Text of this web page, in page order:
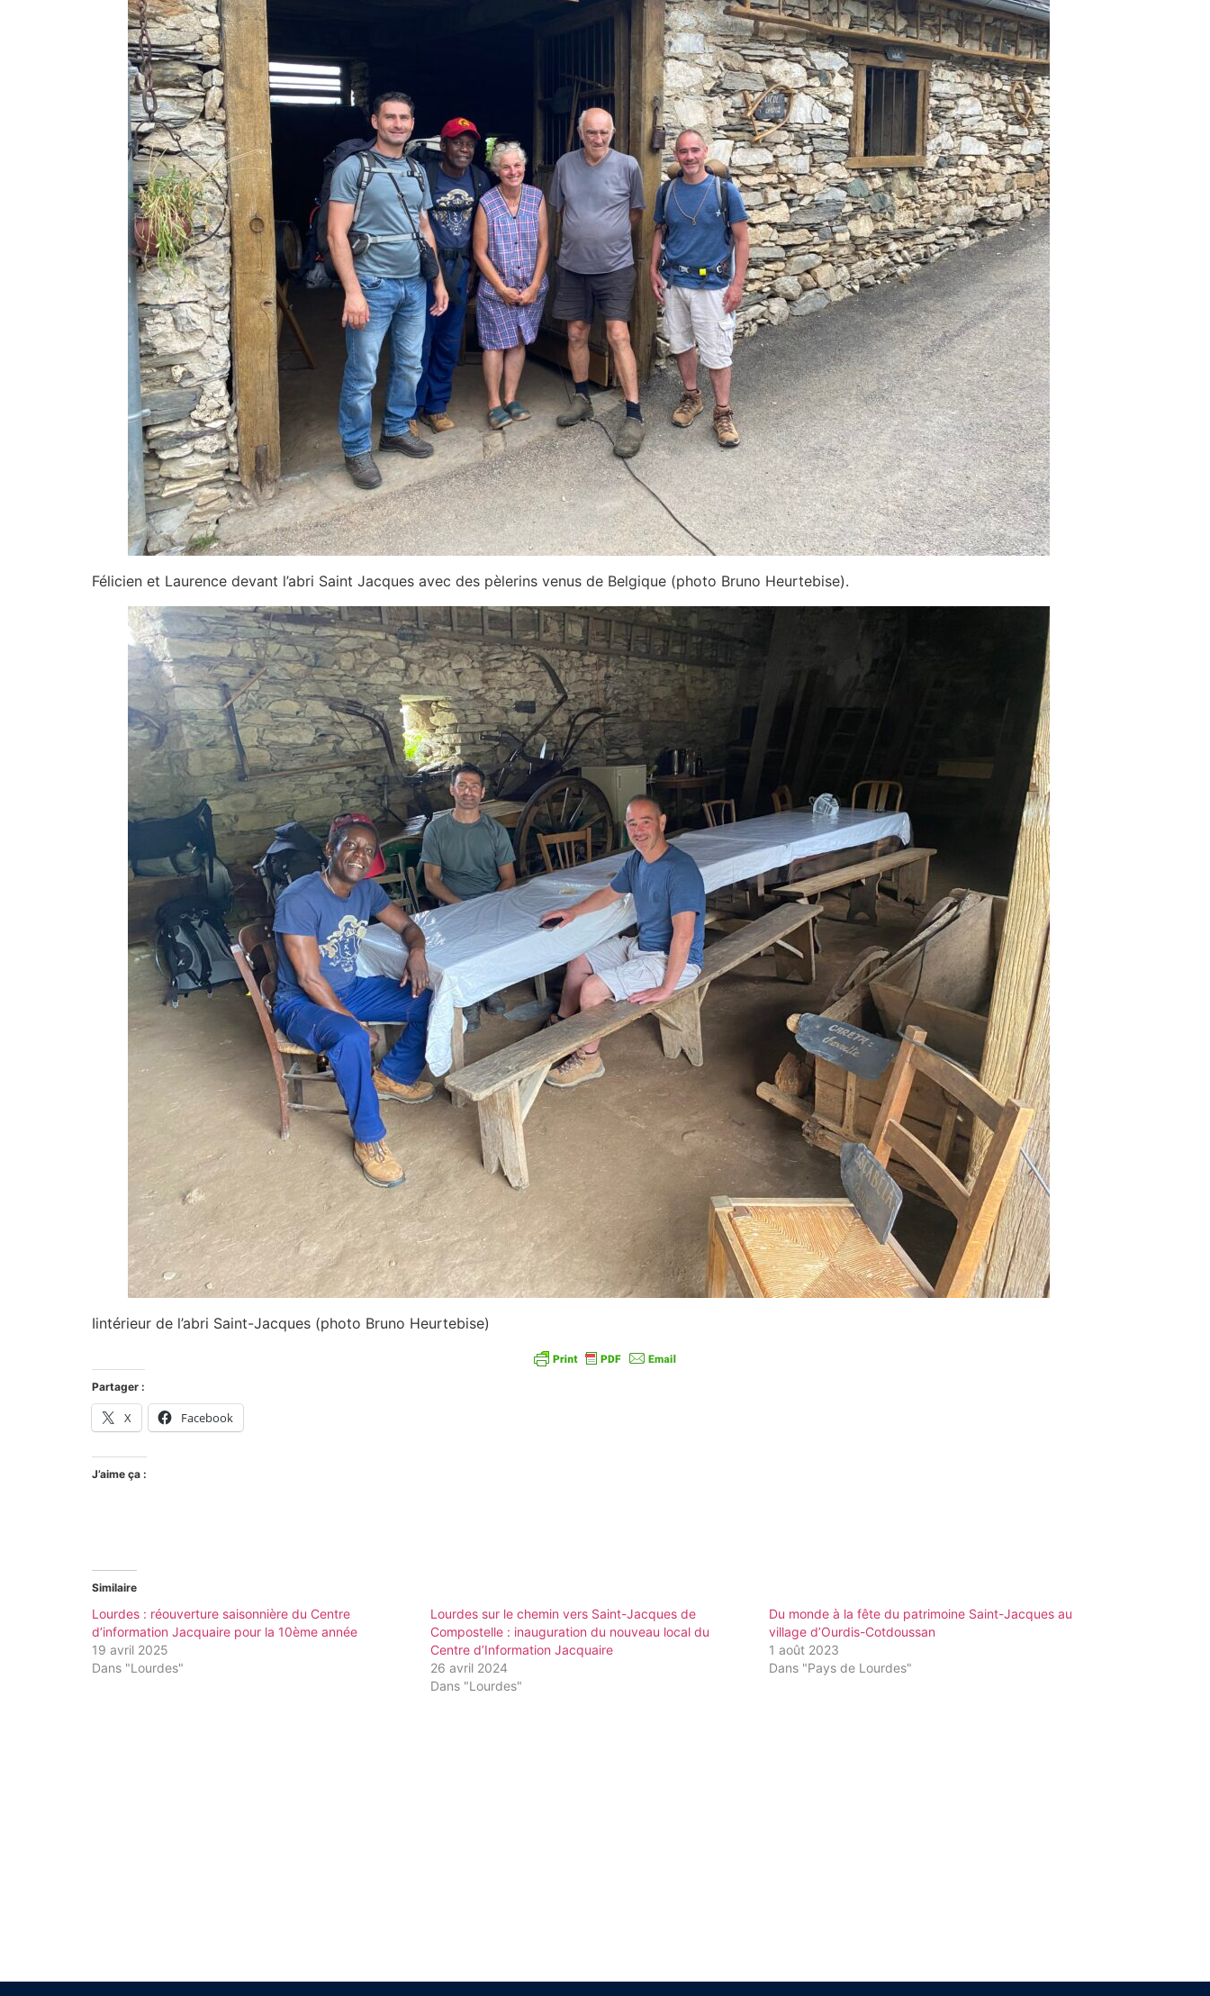
Félicien et Laurence devant l’abri Saint Jacques avec des pèlerins venus de Belgique (photo Bruno Heurtebise).
Iintérieur de l’abri Saint-Jacques (photo Bruno Heurtebise)
Partager :
X Facebook
J’aime ça :
Similaire
Lourdes : réouverture saisonnière du Centre
d’information Jacquaire pour la 10ème année
19 avril 2025
Dans "Lourdes"
Lourdes sur le chemin vers Saint-Jacques de
Compostelle : inauguration du nouveau local du
Centre d’Information Jacquaire
26 avril 2024
Dans "Lourdes"
Du monde à la fête du patrimoine Saint-Jacques au
village d’Ourdis-Cotdoussan
1 août 2023
Dans "Pays de Lourdes"